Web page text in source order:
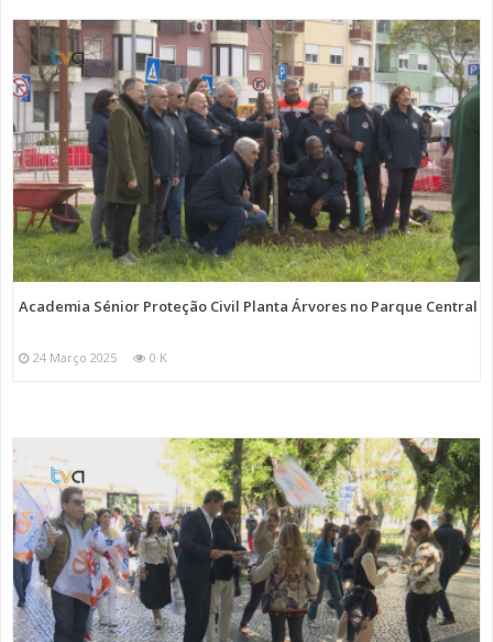
Academia Sénior Proteção Civil Planta Árvores no Parque Central
24 Março 2025 0 K